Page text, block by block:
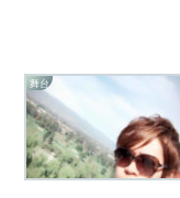
舞台